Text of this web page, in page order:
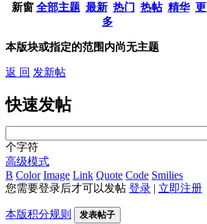
新窗 全部主题 最新 热门 热帖 精华 更
多
本版块或指定的范围内尚无主题
返 回 发新帖
快速发帖
个字符
高级模式
B Color Image Link Quote Code Smilies
您需要登录后才可以发帖 登录 | 立即注册
本版积分规则 发表帖子